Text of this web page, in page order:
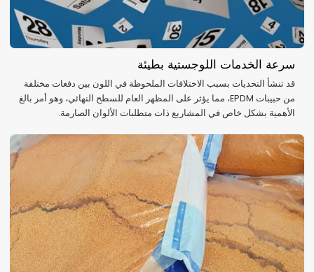
سرعة الخدمات اللوجستية بطيئة
قد تنشأ التحديات بسبب الاختلافات الملحوظة في اللون بين دفعات مختلفة
من حبيبات EPDM، مما يؤثر على المظهر العام للسطح النهائي، وهو أمر بالغ
الأهمية بشكل خاص في المشاريع ذات متطلبات الألوان الصارمة.